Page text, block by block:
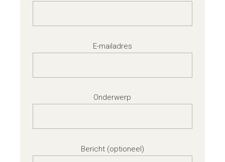
E-mailadres
Onderwerp
Bericht (optioneel)